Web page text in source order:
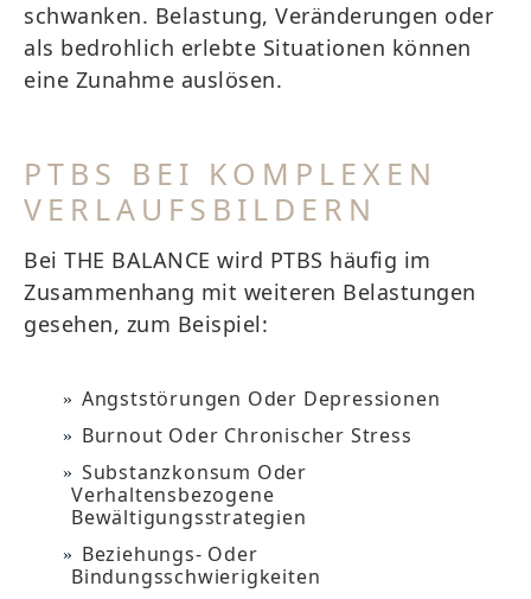
schwanken. Belastung, Veränderungen oder
als bedrohlich erlebte Situationen können
eine Zunahme auslösen.
PTBS BEI KOMPLEXEN
VERLAUFSBILDERN
Bei THE BALANCE wird PTBS häufig im
Zusammenhang mit weiteren Belastungen
gesehen, zum Beispiel:
Angststörungen Oder Depressionen
Burnout Oder Chronischer Stress
Substanzkonsum Oder
Verhaltensbezogene
Bewältigungsstrategien
Beziehungs- Oder
Bindungsschwierigkeiten